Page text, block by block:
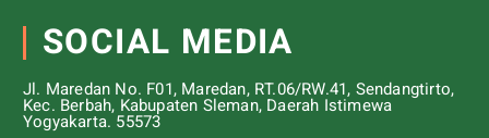
SOCIAL MEDIA
Jl. Maredan No. F01, Maredan, RT.06/RW.41, Sendangtirto,
Kec. Berbah, Kabupaten Sleman, Daerah Istimewa
Yogyakarta. 55573